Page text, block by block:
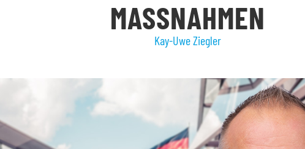
MASSNAHMEN
Kay-Uwe Ziegler